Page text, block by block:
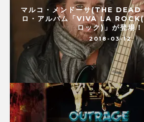
マルコ・メンドーサ(THE
ロ・アルバム「VIVA LA ROCK(
ロック)」が登場！
2018-03-12